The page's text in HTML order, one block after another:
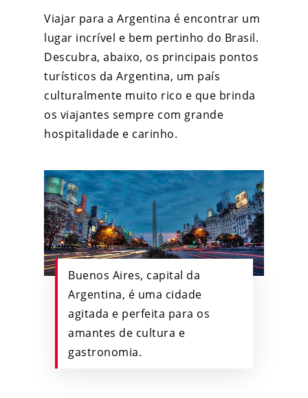
Viajar para a Argentina é encontrar um
lugar incrível e bem pertinho do Brasil.
Descubra, abaixo, os principais pontos
turísticos da Argentina, um país
culturalmente muito rico e que brinda
os viajantes sempre com grande
hospitalidade e carinho.
Buenos Aires, capital da
Argentina, é uma cidade
agitada e perfeita para os
amantes de cultura e
gastronomia.